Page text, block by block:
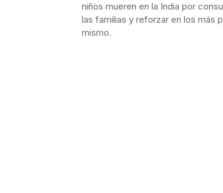
niños mueren en la India por
las familias y reforzar en los más
mismo.